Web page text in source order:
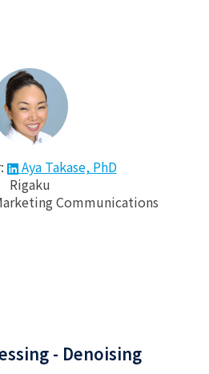
Aya Takase, PhD
Rigaku
Communications
- Denoising